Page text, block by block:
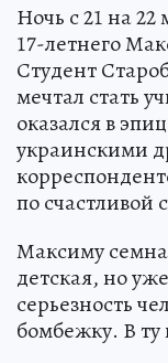
Ночь с 21 на 22
17-летнего
Студент
мечтал стать
оказался в
украинскими
по счастливой
Максиму
детская, но
серьезность
бомбежку. В